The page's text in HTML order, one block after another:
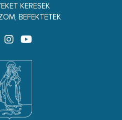
KERESEK
BEFEKTETEK